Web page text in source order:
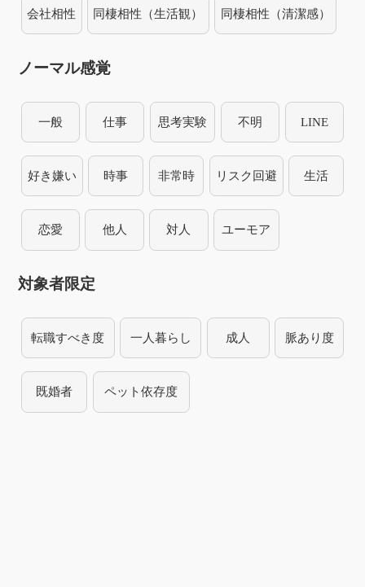
会社相性 同棲相性（生活観） 同棲相性（清潔感）
ノーマル感覚
一般 仕事 思考実験 不明 LINE
好き嫌い 時事 非常時 リスク回避 生活
恋愛 他人 対人 ユーモア
対象者限定
転職すべき度 一人暮らし 成人 脈あり度
既婚者 ペット依存度